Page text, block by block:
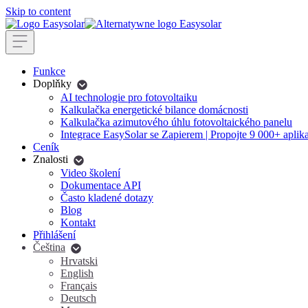
Skip to content
Funkce
Doplňky
AI technologie pro fotovoltaiku
Kalkulačka energetické bilance domácnosti
Kalkulačka azimutového úhlu fotovoltaického panelu
Integrace EasySolar se Zapierem | Propojte 9 000+
Ceník
Znalosti
Video školení
Dokumentace API
Často kladené dotazy
Blog
Kontakt
Přihlášení
Čeština
Hrvatski
English
Français
Deutsch